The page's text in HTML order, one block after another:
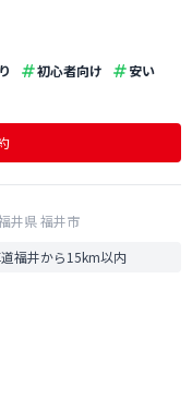
初心者向け
安い
井県福井市
福井から15km以内